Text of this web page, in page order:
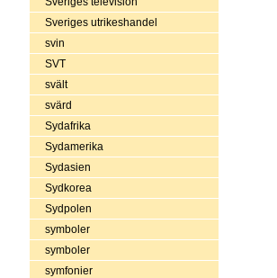
Sveriges utrikeshandel
svin
SVT
svält
svärd
Sydafrika
Sydamerika
Sydasien
Sydkorea
Sydpolen
symboler
symboler
symfonier